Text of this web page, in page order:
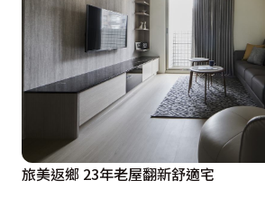
旅美返鄉 23年老屋翻新舒適宅